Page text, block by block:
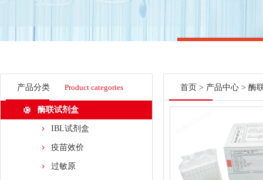
产品分类 Product categories
酶联试剂盒
IBL试剂盒
疫苗效价
过敏原
首页 > 产品中心 > 酶